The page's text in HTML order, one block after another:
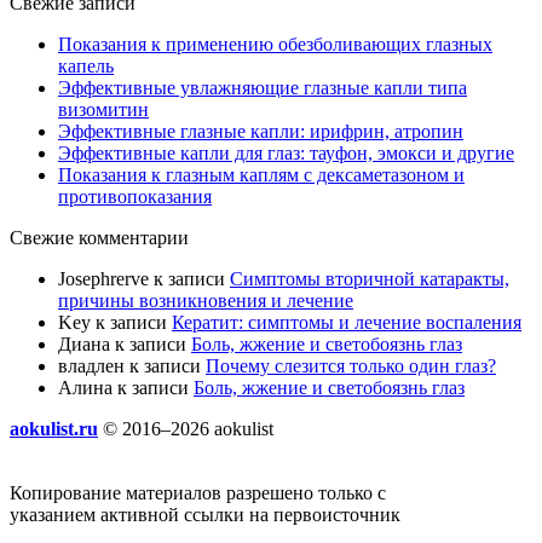
Показания к применению обезболивающих глазных
капель
Эффективные увлажняющие глазные капли типа
визомитин
Эффективные глазные капли: ирифрин, атропин
Эффективные капли для глаз: тауфон, эмокси и другие
Показания к глазным каплям с дексаметазоном и
противопоказания
Свежие комментарии
Josephrerve к записи Симптомы вторичной катаракты,
причины возникновения и лечение
Key к записи Кератит: симптомы и лечение воспаления
Диана к записи Боль, жжение и светобоязнь глаз
владлен к записи Почему слезится только один глаз?
Алина к записи Боль, жжение и светобоязнь глаз
aokulist.ru © 2016–2026 aokulist
Копирование материалов разрешено только с
указанием активной ссылки на первоисточник